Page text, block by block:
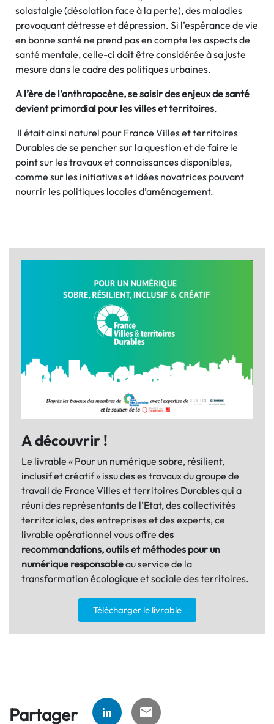
solastalgie (désolation face à la perte), des maladies
provoquant détresse et dépression. Si l’espérance de vie
en bonne santé ne prend pas en compte les aspects de
santé mentale, celle-ci doit être considérée à sa juste
mesure dans le cadre des politiques urbaines.
A l’ère de l’anthropocène, se saisir des enjeux de santé
devient primordial pour les villes et territoires.
Il était ainsi naturel pour France Villes et territoires
Durables de se pencher sur la question et de faire le
point sur les travaux et connaissances disponibles,
comme sur les initiatives et idées novatrices pouvant
nourrir les politiques locales d’aménagement.
A découvrir !
Le livrable « Pour un numérique sobre, résilient,
inclusif et créatif » issu des es travaux du groupe de
travail de France Villes et territoires Durables qui a
réuni des représentants de l’Etat, des collectivités
territoriales, des entreprises et des experts, ce
livrable opérationnel vous offre des
recommandations, outils et méthodes pour un
numérique responsableau service de la
transformation écologique et sociale des territoires.
Télécharger le livrable
Partager